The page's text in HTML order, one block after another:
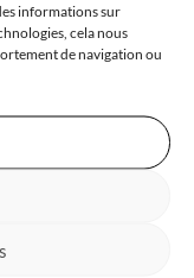
informations sur
cela nous
de navigation ou